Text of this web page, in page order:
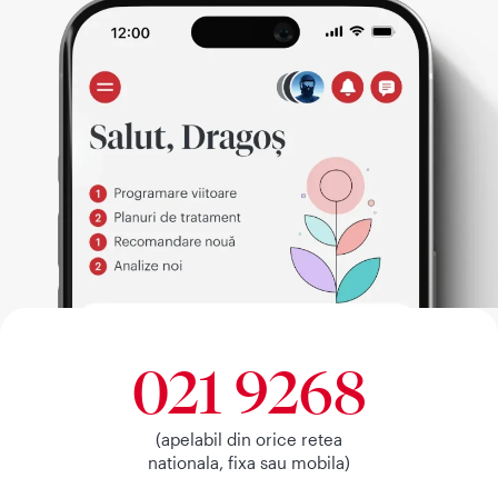
021 9268
(apelabil din orice retea
nationala, fixa sau mobila)